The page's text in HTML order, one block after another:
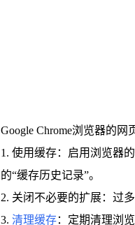
Google Chrome浏览器的
1. 使用缓存：启用浏览器
的“缓存历史记录”。
2. 关闭不必要的扩展：过
3. 清理缓存：定期清理浏